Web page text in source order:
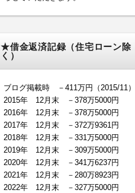
★借金返済記録（住宅ローン除
く）
ブログ掲載時 －411万円（2015/11）
2015年 12月末 －378万5000円
2016年 12月末 －378万5000円
2017年 12月末 －372万9361円
2018年 12月末 －331万5000円
2019年 12月末 －309万5000円
2020年 12月末 －341万6237円
2021年 12月末 －280万8923円
2022年 12月末 －327万5000円